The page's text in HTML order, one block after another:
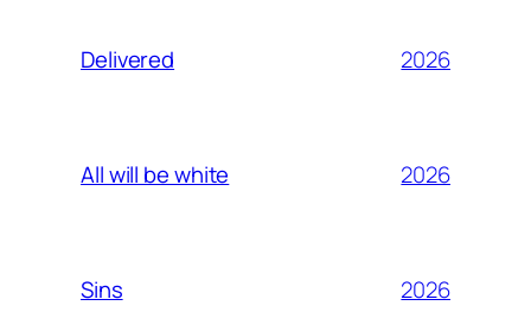
Delivered 2026
All will be white 2026
Sins 2026